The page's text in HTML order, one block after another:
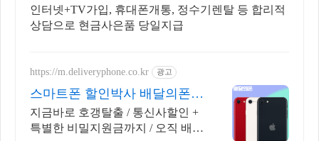
인터넷+TV가입, 휴대폰개통, 정수기렌탈 등 합리적
상담으로 현금사은품 당일지급
https://m.deliveryphone.co.kr 광고
스마트폰 할인박사 배달의폰
박리다매! 무조건 더 할인!
지금바로 호갱탈출 / 통신사할인 +
특별한 비밀지원금까지 / 오직 배달